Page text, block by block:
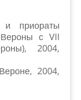
и приораты
Вероны с VII
2004,
2004,